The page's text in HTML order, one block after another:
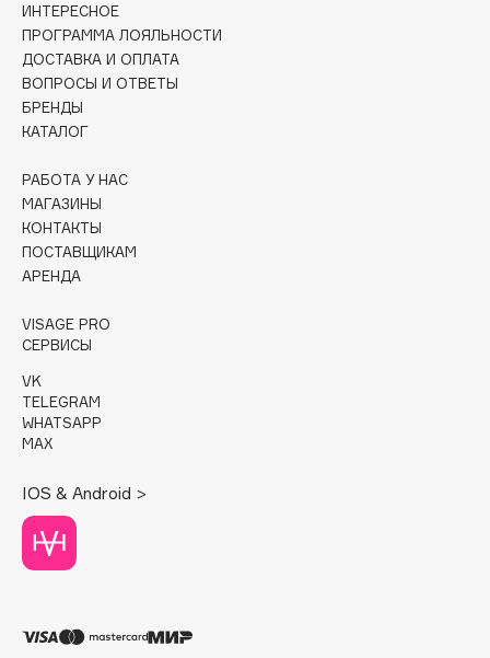
G
Garnier
Gecko
Geltek
Genosys
ЭКСКЛЮЗИВ
Geomar
Giardino Magico
Global Keratin
Gourmandise
Grace Day
Guerlain
H
Hamis
ИНТЕРЕСНОЕ
ПРОГРАММА ЛОЯЛЬНОСТИ
ДОСТАВКА И ОПЛАТА
ВОПРОСЫ И ОТВЕТЫ
БРЕНДЫ
КАТАЛОГ
РАБОТА У НАС
МАГАЗИНЫ
КОНТАКТЫ
ПОСТАВЩИКАМ
АРЕНДА
VISAGE PRO
СЕРВИСЫ
VK
TELEGRAM
WHATSAPP
MAX
IOS & Android >